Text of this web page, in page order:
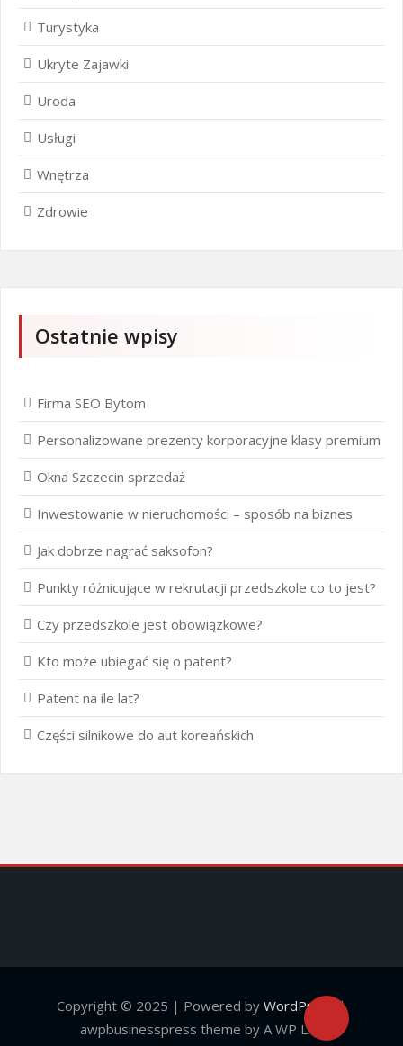
Turystyka
Ukryte Zajawki
Uroda
Usługi
Wnętrza
Zdrowie
Ostatnie wpisy
Firma SEO Bytom
Personalizowane prezenty korporacyjne klasy premium
Okna Szczecin sprzedaż
Inwestowanie w nieruchomości – sposób na biznes
Jak dobrze nagrać saksofon?
Punkty różnicujące w rekrutacji przedszkole co to jest?
Czy przedszkole jest obowiązkowe?
Kto może ubiegać się o patent?
Patent na ile lat?
Części silnikowe do aut koreańskich
Copyright © 2025 | Powered by WordPress
|
awpbusinesspress theme by A WP Life